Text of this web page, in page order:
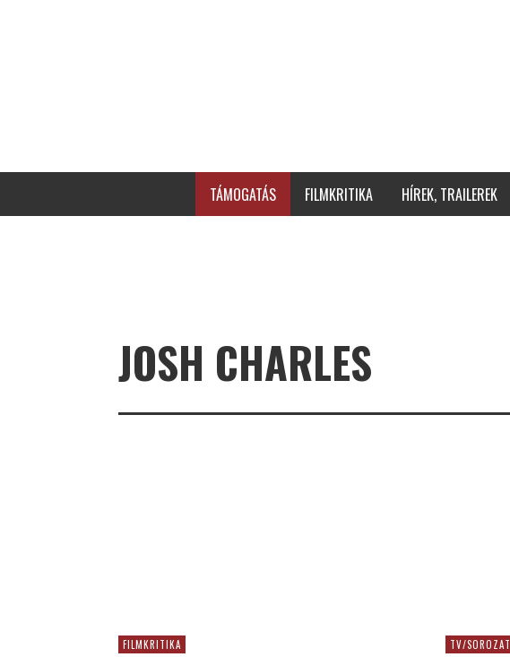
TÁMOGATÁS FILMKRITIKA HÍREK, TRAILEREK
JOSH CHARLES
FILMKRITIKA TV/SOROZAT